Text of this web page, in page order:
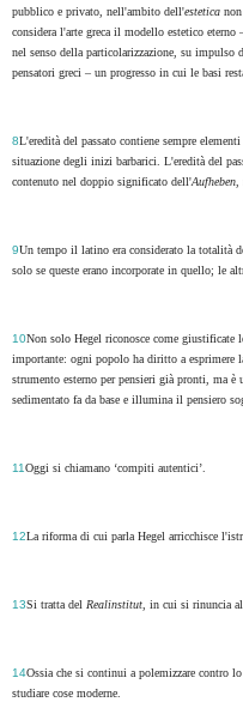
pubblico e privato, nell'ambito dell'estetica
considera l'arte greca il modello estetico
nel senso della particolarizzazione, su impulso
pensatori greci – un progresso in cui le basi
8L'eredità del passato contiene sempre
situazione degli inizi barbarici. L'eredità del
contenuto nel doppio significato dell'Aufheben,
9Un tempo il latino era considerato la totalità
solo se queste erano incorporate in quello; le
10Non solo Hegel riconosce come giustificate
importante: ogni popolo ha diritto a esprimere
strumento esterno per pensieri già pronti, ma
sedimentato fa da base e illumina il pensiero
11Oggi si chiamano ‘compiti autentici’.
12La riforma di cui parla Hegel arricchisce
13Si tratta del Realinstitut, in cui si rinuncia
14Ossia che si continui a polemizzare contro
studiare cose moderne.